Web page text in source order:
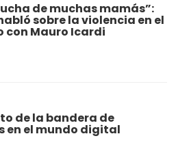
de muchas mamás”:
sobre la violencia en el
con Mauro Icardi
de la bandera de
en el mundo digital